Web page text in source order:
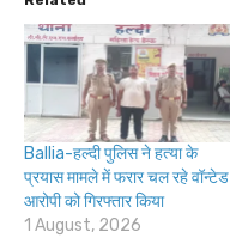
Ballia-हल्दी पुलिस ने हत्या के
प्रयास मामले में फरार चल रहे वॉन्टेड
आरोपी को गिरफ्तार किया
1 August, 2026